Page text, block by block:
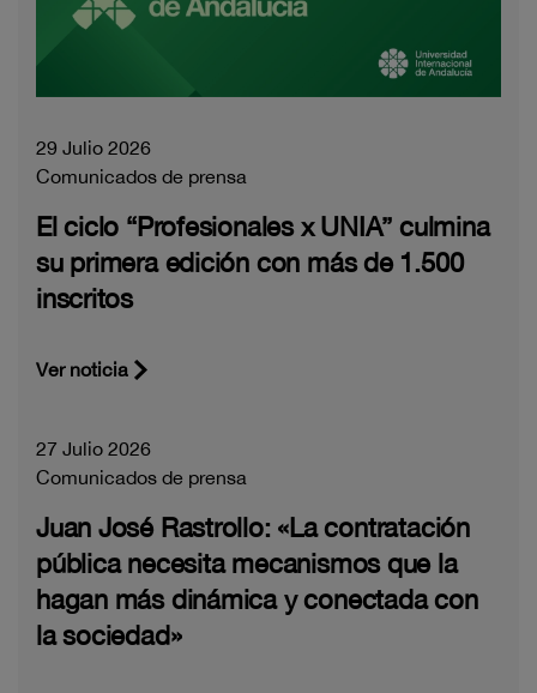
29 Julio 2026
Comunicados de prensa
El ciclo “Profesionales x UNIA” culmina
su primera edición con más de 1.500
inscritos
Ver noticia
27 Julio 2026
Comunicados de prensa
Juan José Rastrollo: «La contratación
pública necesita mecanismos que la
hagan más dinámica y conectada con
la sociedad»